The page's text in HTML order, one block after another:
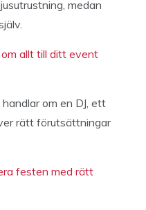
medan
allt till ditt event
om en DJ, ett
rätt förutsättningar
festen med rätt